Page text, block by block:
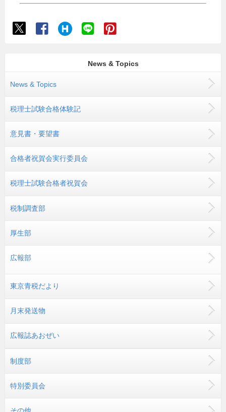
News & Topics
News & Topics
税理士試験合格体験記
意見書・要望書
合格者祝賀会実行委員会
税理士試験合格者祝賀会
税制調査部
厚生部
広報部
東京青税だより
月末発送物
広報誌あおぜい
制度部
特別委員会